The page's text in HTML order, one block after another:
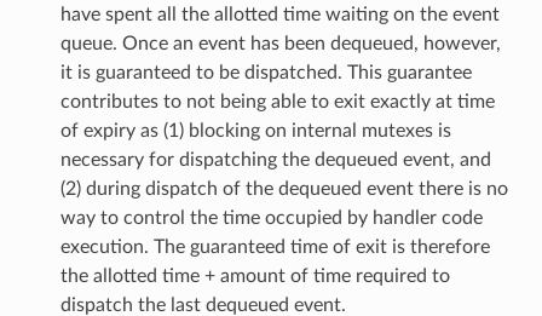
have spent all the allotted time waiting on the event
queue. Once an event has been dequeued, however,
it is guaranteed to be dispatched. This guarantee
contributes to not being able to exit exactly at time
of expiry as (1) blocking on internal mutexes is
necessary for dispatching the dequeued event, and
(2) during dispatch of the dequeued event there is no
way to control the time occupied by handler code
execution. The guaranteed time of exit is therefore
the allotted time + amount of time required to
dispatch the last dequeued event.